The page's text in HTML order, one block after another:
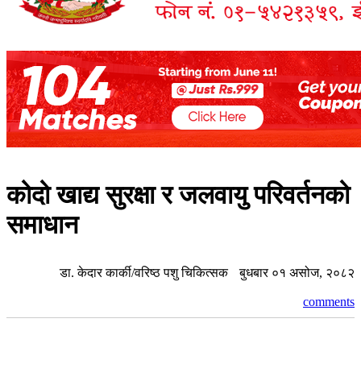
कोदो खाद्य सुरक्षा र जलवायु परिवर्तनको
समाधान
डा. केदार कार्की/वरिष्ठ पशु चिकित्सक बुधबार ०१ असोज, २०८२
comments